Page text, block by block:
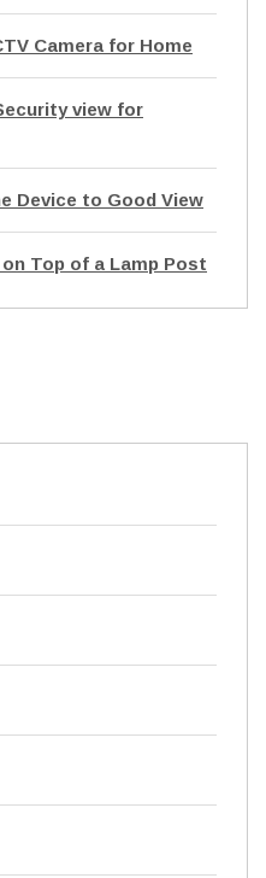
Camera for Home
view for
Device to Good View
Top of a Lamp Post